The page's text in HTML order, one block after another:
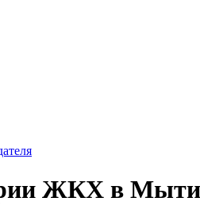
ЖКХ в